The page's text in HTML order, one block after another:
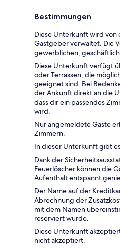
Bestimmungen
Diese Unterkunft wird von
Gastgeber verwaltet. Die
gewerblichen,
Diese Unterkunft verfügt
oder Terrassen, die
geeignet sind. Bei
der Ankunft direkt an die
dass dir ein passendes
wird.
Nur angemeldete Gäste
Zimmern.
In dieser Unterkunft gibt
Dank der
Feuerlöscher können die
Aufenthalt entspannt
Der Name auf der
Abrechnung der
mit dem Namen
reserviert wurde.
Diese Unterkunft
nicht akzeptiert.